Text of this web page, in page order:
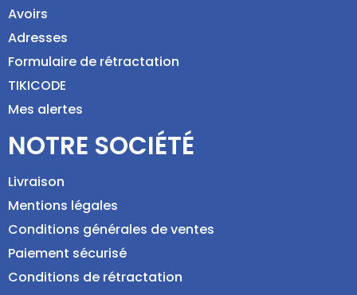
Avoirs
Adresses
Formulaire de rétractation
TIKICODE
Mes alertes
NOTRE SOCIÉTÉ
Livraison
Mentions légales
Conditions générales de ventes
Paiement sécurisé
Conditions de rétractation